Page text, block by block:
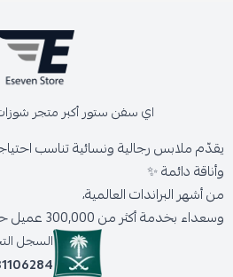
اي سفن ستور أكبر متجر
يقدّم ملابس رجالية ونسائية تناسب
وأناقة دائمة ✨
من أشهر البراندات العالمية،
وسعداء بخدمة أكثر من 300,000 عميل حول المملكة.
السجل